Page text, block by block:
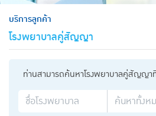
บริการลูกค้า
โรงพยาบาลคู่สัญญา
ท่านสามารถค้นหาโรงพยาบาลคู่สัญญา